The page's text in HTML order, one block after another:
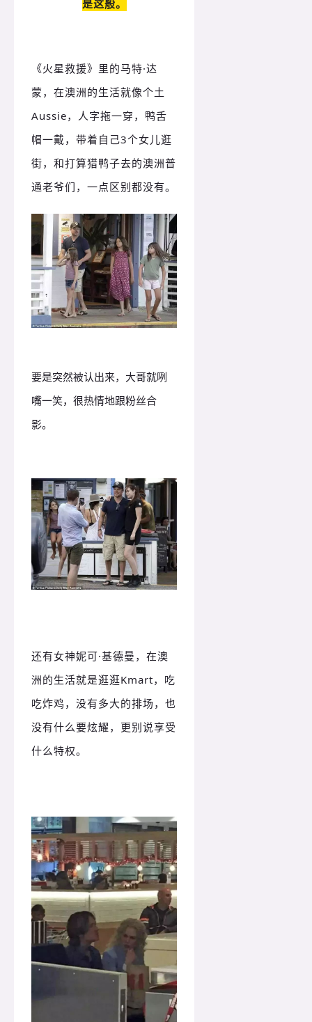
是这般。
《火星救援》里的马特·达
蒙，在澳洲的生活就像个土
Aussie，人字拖一穿，鸭舌
帽一戴，带着自己3个女儿逛
街，和打算猎鸭子去的澳洲普
通老爷们，一点区别都没有。
要是突然被认出来，大哥就咧
嘴一笑，很热情地跟粉丝合
影。
还有女神妮可·基德曼，在澳
洲的生活就是逛逛Kmart，吃
吃炸鸡，没有多大的排场，也
没有什么要炫耀，更别说享受
什么特权。